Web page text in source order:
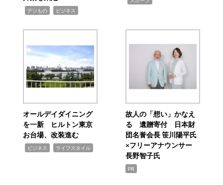
デジもの ビジネス
オールデイダイニング
を一新 ヒルトン東京
お台場、改装進む
ビジネス ライフスタイル
故人の「想い」かなえ
る 遺贈寄付 日本財
団名誉会長 笹川陽平氏
×フリーアナウンサー
長野智子氏
PR